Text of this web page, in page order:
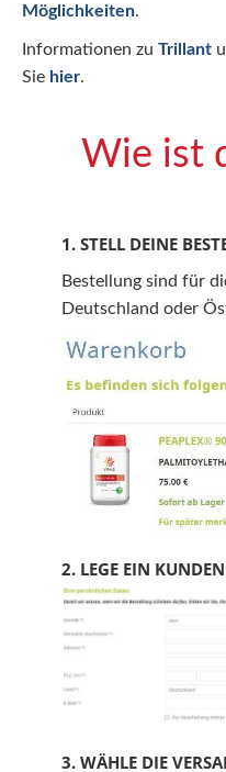
Möglichkeiten.
Informationen zu Trillant
Sie hier.
Wie ist
1. STELL DEINE
Bestellung sind für
Deutschland oder
2. LEGE EIN
3. WÄHLE DIE